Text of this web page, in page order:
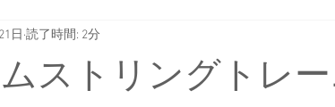
高校野球
ストリングトレ
日 読了時間: 2分